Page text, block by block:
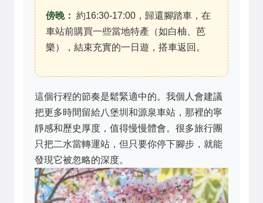
傍晚： 約16:30-17:00，歸還腳踏車，在
車站前購買一些當地特產（如白柚、芭
樂），結束充實的一日遊，搭車返回。
這個行程的節奏是鬆緊適中的。我個人會建議
把更多時間留給八堡圳和源泉車站，那裡的寧
靜感和歷史厚度，值得慢慢體會。很多旅行團
只把二水當轉運站，但只要你停下腳步，就能
發現它被忽略的深度。